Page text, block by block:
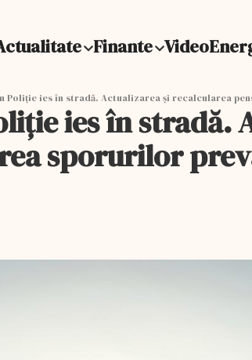
Finante Video
Poliţie ies în stradă. Actualizarea și recalcularea
ies în stradă.
sporurilor